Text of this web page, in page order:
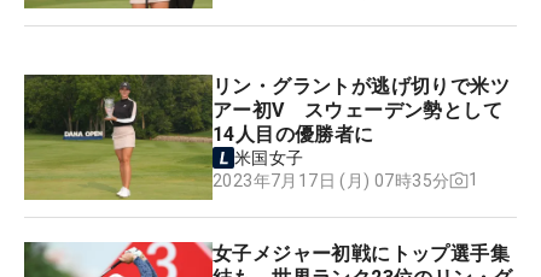
リン・グラントが逃げ切りで米ツ
アー初V スウェーデン勢として
14人目の優勝者に
米国女子
2023年7月17日 (月) 07時35分
1
女子メジャー初戦にトップ選手集